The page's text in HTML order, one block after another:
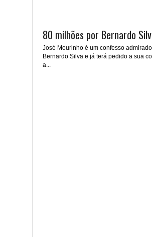
80 milhões por Bernardo
José Mourinho é um confesso
Bernardo Silva e já terá pedido a sua
a...